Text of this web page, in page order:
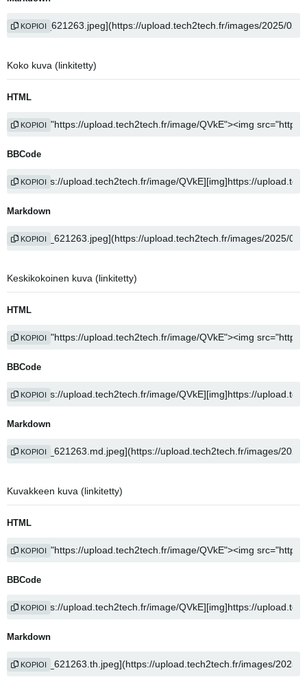
KOPIOI
Koko kuva (linkitetty)
HTML
KOPIOI
BBCode
KOPIOI
Markdown
KOPIOI
Keskikokoinen kuva (linkitetty)
HTML
KOPIOI
BBCode
KOPIOI
Markdown
KOPIOI
Kuvakkeen kuva (linkitetty)
HTML
KOPIOI
BBCode
KOPIOI
Markdown
KOPIOI